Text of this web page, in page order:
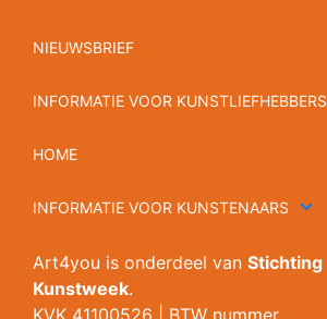
NIEUWSBRIEF
INFORMATIE VOOR KUNSTLIEFHEBBERS
HOME
INFORMATIE VOOR KUNSTENAARS
Art4you is onderdeel van Stichting
Kunstweek.
KVK 41100526 | BTW nummer